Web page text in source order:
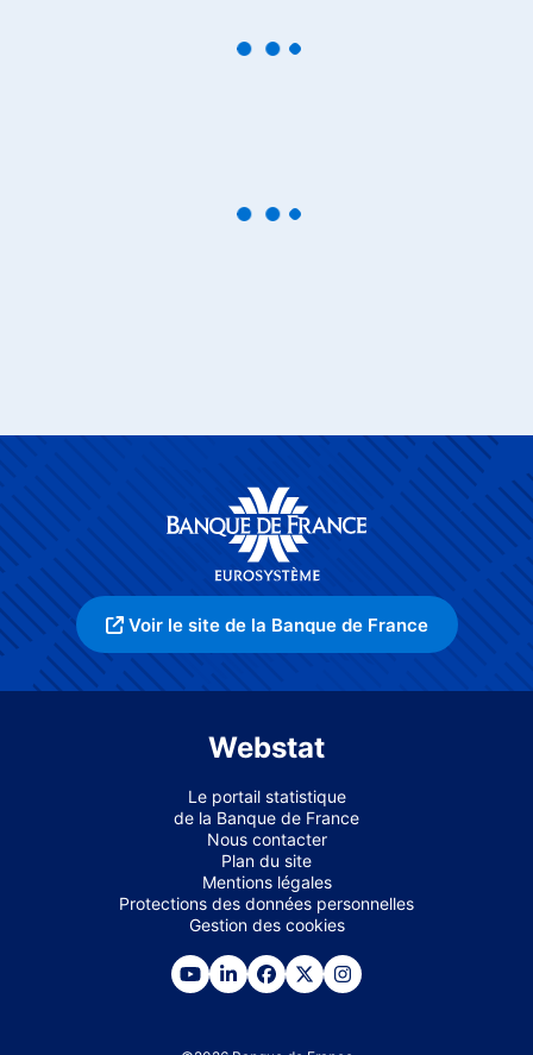
Voir le site de la Banque de France
Webstat
Le portail statistique
de la Banque de France
Nous contacter
Plan du site
Mentions légales
Protections des données personnelles
Gestion des cookies